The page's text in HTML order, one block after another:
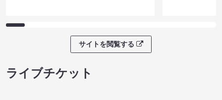
サイトを閲覧する
ライブチケット